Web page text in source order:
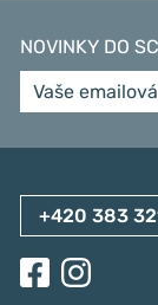
NOVINKY DO
+420 383